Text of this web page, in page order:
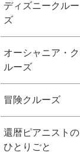
ディズニークルー
ズ
オーシャニア・ク
ルーズ
冒険クルーズ
還暦ピアニストの
ひとりごと